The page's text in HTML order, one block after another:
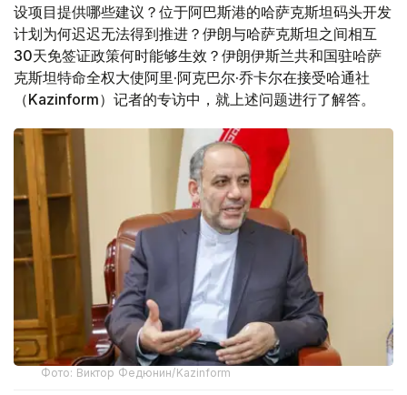
设项目提供哪些建议？位于阿巴斯港的哈萨克斯坦码头开发
计划为何迟迟无法得到推进？伊朗与哈萨克斯坦之间相互
30天免签证政策何时能够生效？伊朗伊斯兰共和国驻哈萨
克斯坦特命全权大使阿里·阿克巴尔·乔卡尔在接受哈通社
（Kazinform）记者的专访中，就上述问题进行了解答。
Фото: Виктор Федюнин/Kazinform